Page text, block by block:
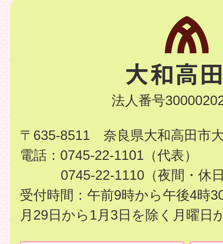
法人番号
〒635-8511 奈良県大和高田市
電話：0745-22-1101（代表）
0745-22-1110（夜間・休
受付時間：午前9時から午後4時
月29日から1月3日を除く月曜日